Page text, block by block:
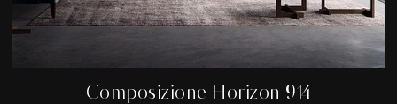
Composizione Horizon 914